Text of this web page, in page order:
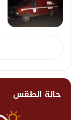
حالة الطقس